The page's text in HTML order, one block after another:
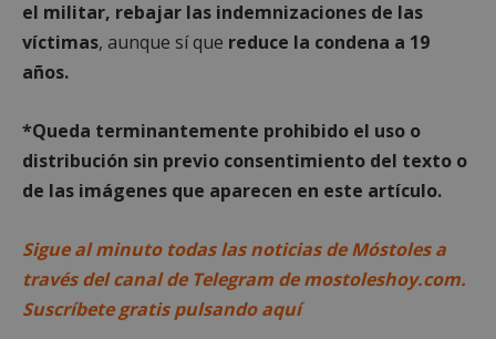
el militar, rebajar las indemnizaciones de las
víctimas, aunque sí que reduce la condena a 19
años.
*Queda terminantemente prohibido el uso o
distribución sin previo consentimiento del texto o
de las imágenes que aparecen en este artículo.
Sigue al minuto todas las noticias de Móstoles a
través del canal de Telegram de mostoleshoy.com.
Suscríbete gratis pulsando aquí
Cookies de rendimiento
Cookies de preferencias
Cookies de funcionalidad